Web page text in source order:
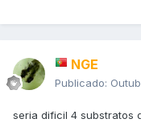
NGE
Publicado:
seria dificil 4 substratos